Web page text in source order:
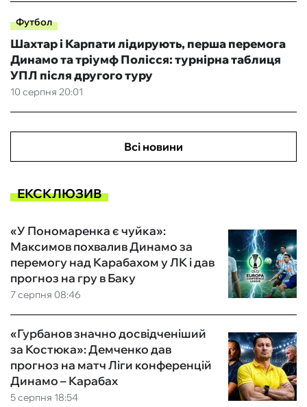
Футбол
10 серпня 20:01
Шахтар і Карпати лідирують, перша перемога
Динамо та тріумф Полісся: турнірна таблиця
УПЛ після другого туру
Всі новини
ЕКСКЛЮЗИВ
7 серпня 08:46
«У Пономаренка є чуйка»:
Максимов похвалив Динамо за
перемогу над Карабахом у ЛК і дав
прогноз на гру в Баку
5 серпня 18:54
«Гурбанов значно досвідченіший
за Костюка»: Демченко дав
прогноз на матч Ліги конференцій
Динамо – Карабах